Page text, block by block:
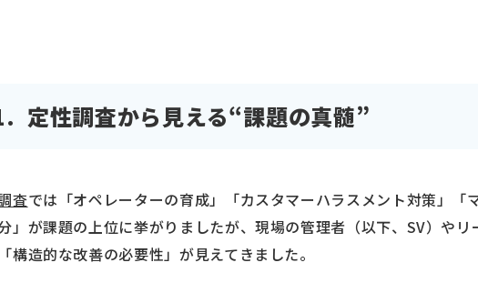
定性調査から見える“課題の真髄”
査では「オペレーターの育成」「カスタマーハラスメント対策」
」が課題の上位に挙がりましたが、現場の管理者（以下、SV）や
構造的な改善の必要性」が見えてきました。